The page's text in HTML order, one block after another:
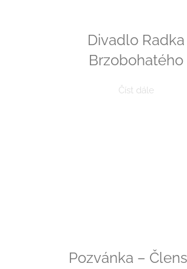
Divadlo Radka
Brzobohatého
Číst dále
Pozvánka –